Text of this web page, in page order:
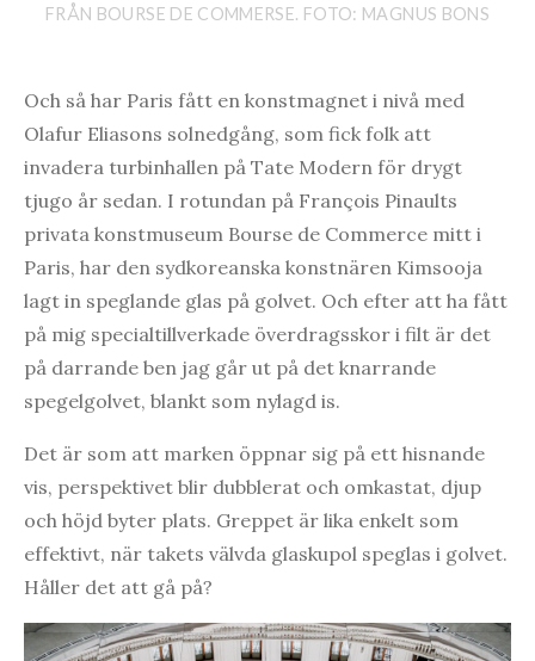
FRÅN BOURSE DE COMMERSE. FOTO: MAGNUS BONS
Och så har Paris fått en konstmagnet i nivå med
Olafur Eliasons solnedgång, som fick folk att
invadera turbinhallen på Tate Modern för drygt
tjugo år sedan. I rotundan på François Pinaults
privata konstmuseum Bourse de Commerce mitt i
Paris, har den sydkoreanska konstnären Kimsooja
lagt in speglande glas på golvet. Och efter att ha fått
på mig specialtillverkade överdragsskor i filt är det
på darrande ben jag går ut på det knarrande
spegelgolvet, blankt som nylagd is.
Det är som att marken öppnar sig på ett hisnande
vis, perspektivet blir dubblerat och omkastat, djup
och höjd byter plats. Greppet är lika enkelt som
effektivt, när takets välvda glaskupol speglas i golvet.
Håller det att gå på?